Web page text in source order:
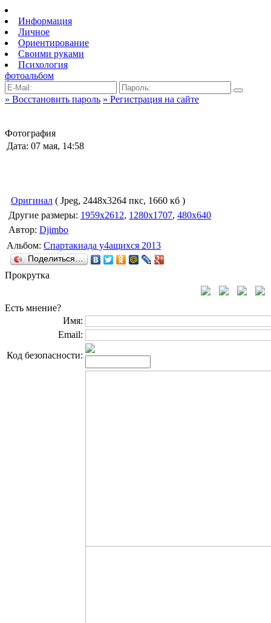
Информация
Личное
Ориентирование
Своими руками
Психология
фотоальбом
» Восстановить пароль » Регистрация на сайте
Фотография
Дата: 07 мая, 14:58
Оригинал ( Jpeg, 2448x3264 пкс, 1660 кб )
Другие размеры: 1959x2612, 1280x1707, 480x640
Автор: Djimbo
Альбом: Спартакиада у4ащихся 2013
Поделиться…
Прокрутка
Есть мнение?
Имя:
Email:
Код безопасности: